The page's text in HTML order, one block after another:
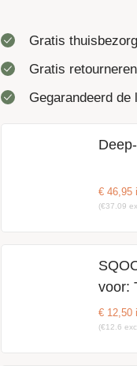
Gratis
Gratis retourneren
Gegarandeerd de
€ 46,95
(€37.09
voor:
€ 12,50
(€12.6